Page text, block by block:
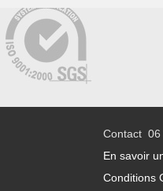
Contact 06
En savoir
Conditions